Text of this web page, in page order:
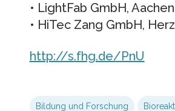
• LightFab GmbH, Aachen
• HiTec Zang GmbH,
http://s.fhg.de/PnU
Bildung und Forschung